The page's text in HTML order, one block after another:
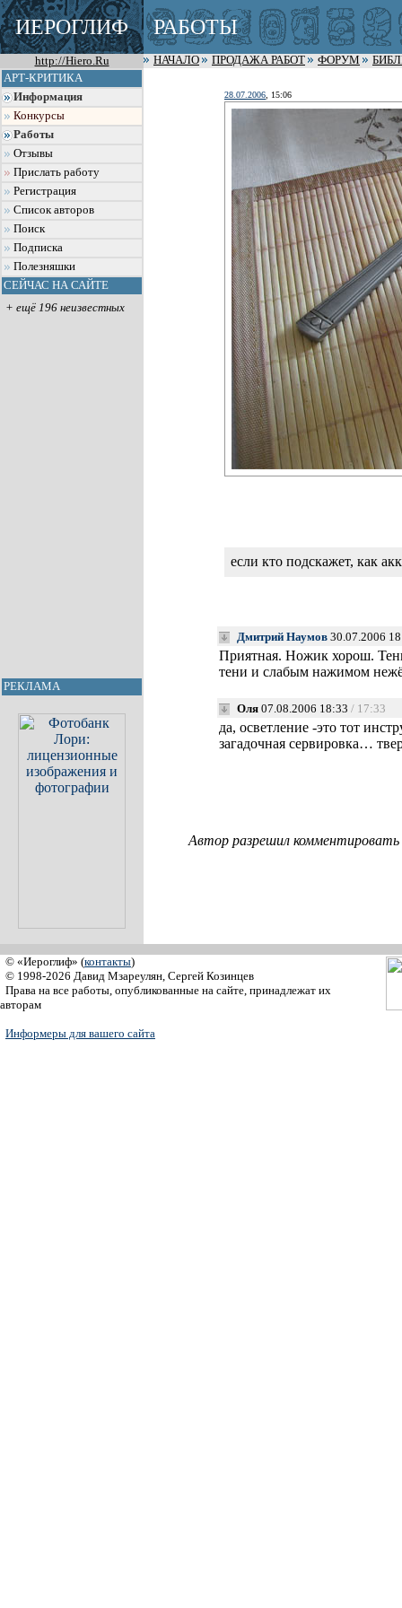
ИЕРОГЛИФ РАБОТЫ
http://Hiero.Ru НАЧАЛО ПРОДАЖА РАБОТ ФОРУМ
АРТ-КРИТИКА
Информация
Конкурсы
Работы
Отзывы
Прислать работу
Регистрация
Список авторов
Поиск
Подписка
Полезняшки
СЕЙЧАС НА САЙТЕ
+ ещё 196 неизвестных
РЕКЛАМА
28.07.2006 , 15:06
если кто подскажет, как
Дмитрий Наумов 30.07.2006
Приятная. Ножик хорош.
тени и слабым нажимом
Оля 07.08.2006 18:33 / 17:33
да, осветление -это тот
загадочная сервировка…
Автор разрешил
© «Иероглиф» (контакты)
© 1998-2026 Давид Мзареулян, Сергей Козинцев
Права на все работы, опубликованные на сайте, принадлежат их
авторам
Информеры для вашего сайта